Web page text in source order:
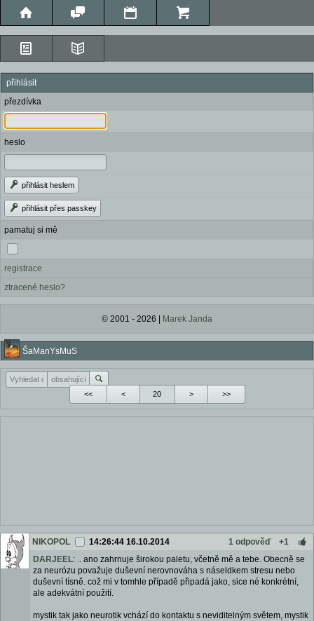
přihlásit
přezdívka
heslo
přihlásit heslem
přihlásit přes passkey
pamatuj si mě
registrace
ztracené heslo?
© 2001 - 2026 | Marek Janda
ŠaManYsMuS
<< < > >>
NIKOPOL 14:26:44 16.10.2014 1 odpověď
+1
DARJEEL: .. ano zahrnuje širokou paletu, včetně mě a tebe. Obecně se
za neurózu považuje duševní nerovnováha s náseldkem stresu nebo
duševní tísně. což mi v tomhle případě připadá jako, sice né konkrétní,
ale adekvátní použití.
mystik tak jako neurotik vchází do kontaktu s neviditelným světem, mystik